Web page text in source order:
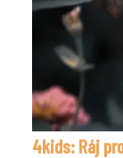
4kids: Ráj